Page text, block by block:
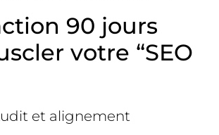
90 jours
votre “SEO
et alignement